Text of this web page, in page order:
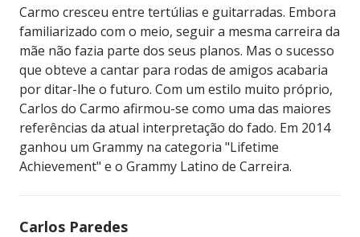
Carmo cresceu entre tertúlias e guitarradas. Embora
familiarizado com o meio, seguir a mesma carreira da
mãe não fazia parte dos seus planos. Mas o sucesso
que obteve a cantar para rodas de amigos acabaria
por ditar-lhe o futuro. Com um estilo muito próprio,
Carlos do Carmo afirmou-se como uma das maiores
referências da atual interpretação do fado. Em 2014
ganhou um Grammy na categoria "Lifetime
Achievement" e o Grammy Latino de Carreira.
Carlos Paredes